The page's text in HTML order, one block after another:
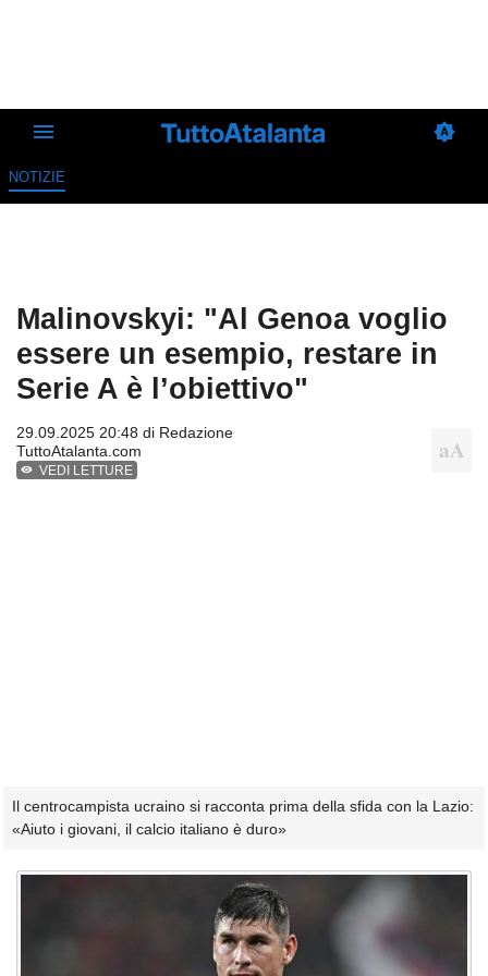
NOTIZIE
Malinovskyi: "Al Genoa voglio
essere un esempio, restare in
Serie A è l’obiettivo"
29.09.2025 20:48 di Redazione
TuttoAtalanta.com
VEDI LETTURE
Il centrocampista ucraino si racconta prima della sfida con la Lazio:
«Aiuto i giovani, il calcio italiano è duro»